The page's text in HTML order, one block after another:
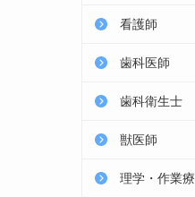
看護師
歯科医師
歯科衛生士
獣医師
理学・作業